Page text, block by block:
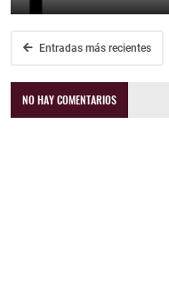
Entradas más recientes
NO HAY COMENTARIOS